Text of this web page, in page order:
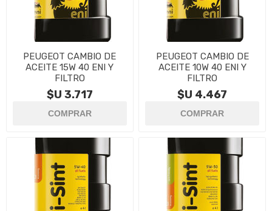
PEUGEOT CAMBIO DE
ACEITE 15W 40 ENI Y
FILTRO
$U 3.717
PEUGEOT CAMBIO DE
ACEITE 10W 40 ENI Y
FILTRO
$U 4.467